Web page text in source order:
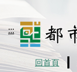
移到主要內容
:::
都市更新法規
回首頁